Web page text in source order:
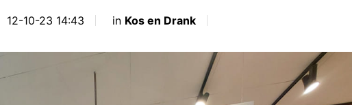
12-10-23 14:43 in Kos en Drank